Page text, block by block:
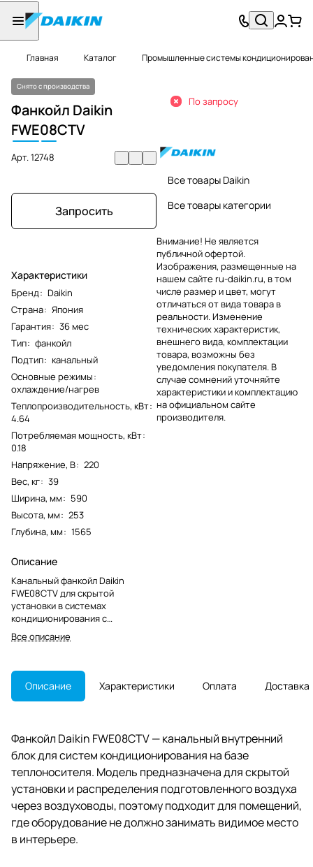
Главная Каталог Промышленные системы
Снято с производства
Фанкойл Daikin
FWE08CTV
Арт.12748
Запросить
Характеристики
Бренд: Daikin
Страна: Япония
Гарантия: 36 мес
Тип: фанкойл
Подтип: канальный
Основные режимы:
охлаждение/нагрев
Теплопроизводительность, кВт:
4.64
Потребляемая мощность, кВт:
0.18
Напряжение, В: 220
Вес, кг: 39
Ширина, мм: 590
Высота, мм: 253
Глубина, мм: 1565
Описание
Канальный фанкойл Daikin
FWE08CTV для скрытой
установки в системах
кондиционирования с
воздуховодами. Модель снята с
производства, важна точная
замене.
Все описание
По запросу
Все товары Daikin
Все товары категории
Внимание! Не является
публичной офертой.
Изображения, размещенные на
нашем сайте ru-daikin.ru, в том
числе размер и цвет, могут
отличаться от вида товара в
реальности. Изменение
технических характеристик,
внешнего вида, комплектации
товара, возможны без
уведомления покупателя. В
случае сомнений уточняйте
характеристики и комплектацию
на официальном сайте
производителя.
Описание Характеристики Оплата Доставка
Фанкойл Daikin FWE08CTV — канальный внутренний
блок для систем кондиционирования на базе
теплоносителя. Модель предназначена для скрытой
установки и распределения подготовленного воздуха
через воздуховоды, поэтому подходит для помещений,
где оборудование не должно занимать видимое место
в интерьере.